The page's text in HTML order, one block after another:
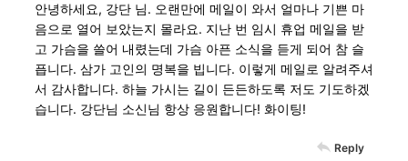
안녕하세요, 강단 님. 오랜만에 메일이 와서 얼마나 기쁜 마
음으로 열어 보았는지 몰라요. 지난 번 임시 휴업 메일을 받
고 가슴을 쓸어 내렸는데 가슴 아픈 소식을 듣게 되어 참 슬
픕니다. 삼가 고인의 명복을 빕니다. 이렇게 메일로 알려주셔
서 감사합니다. 하늘 가시는 길이 든든하도록 저도 기도하겠
습니다. 강단님 소신님 항상 응원합니다! 화이팅!
Reply